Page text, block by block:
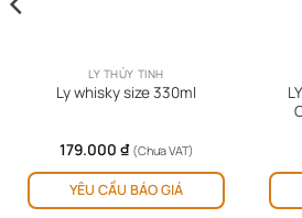
LY THỦY TINH
Ly whisky size 330ml
179.000 ₫ (Chưa VAT)
YÊU CẦU BÁO GIÁ